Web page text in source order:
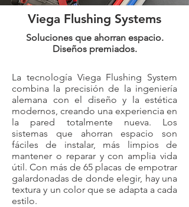
Viega Flushing Systems
Soluciones que ahorran espacio.
Diseños premiados.
La tecnología Viega Flushing System
combina la precisión de la ingeniería
alemana con el diseño y la estética
modernos, creando una experiencia en
la pared totalmente nueva. Los
sistemas que ahorran espacio son
fáciles de instalar, más limpios de
mantener o reparar y con amplia vida
útil. Con más de 65 placas de empotrar
galardonadas de donde elegir, hay una
textura y un color que se adapta a cada
estilo.